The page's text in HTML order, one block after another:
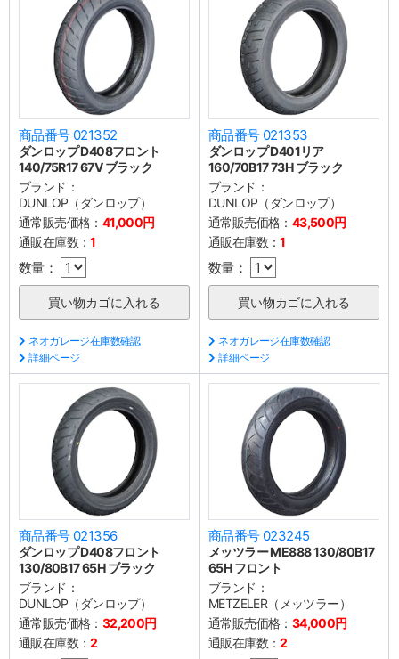
商品番号 021352
ダンロップ D408フロント
140/75R17 67V ブラック
ブランド：
DUNLOP（ダンロップ）
通常販売価格： 41,000円
通販在庫数：1
数量：
ネオガレージ在庫数確認
詳細ページ
商品番号 021353
ダンロップ D401リア
160/70B17 73H ブラック
ブランド：
DUNLOP（ダンロップ）
通常販売価格： 43,500円
通販在庫数：1
数量：
ネオガレージ在庫数確認
詳細ページ
商品番号 021356
ダンロップ D408フロント
130/80B17 65H ブラック
ブランド：
DUNLOP（ダンロップ）
通常販売価格： 32,200円
通販在庫数：2
商品番号 023245
メッツラー ME888 130/80B17
65H フロント
ブランド：
METZELER（メッツラー）
通常販売価格： 34,000円
通販在庫数：2